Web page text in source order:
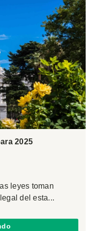
2025
leyes toman
del esta...